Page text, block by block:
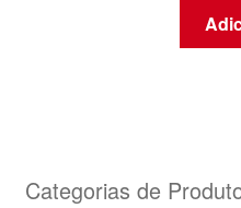
Categorias de